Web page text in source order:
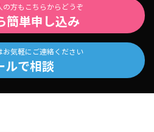
の方もこちらからどうぞ
簡単申し込み
お気軽にご連絡ください
ルで相談